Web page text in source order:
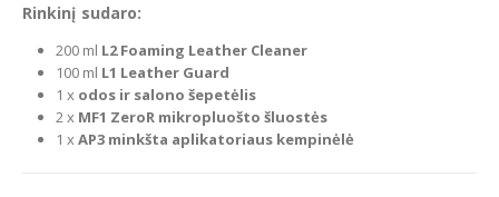
Rinkinį sudaro:
200 ml L2 Foaming Leather Cleaner
100 ml L1 Leather Guard
1 x odos ir salono šepetėlis
2 x MF1 ZeroR mikropluošto šluostės
1 x AP3 minkšta aplikatoriaus kempinėlė